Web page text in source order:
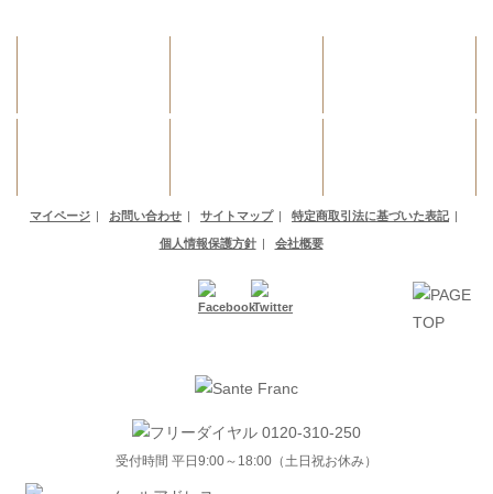
マイページ お問い合わせ サイトマップ 特定商取引法に基づいた表記
個人情報保護方針 会社概要
受付時間 平日9:00～18:00（土日祝お休み）